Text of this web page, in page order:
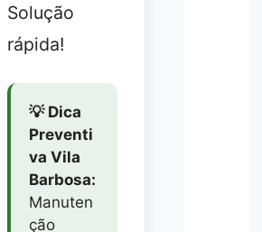
Solução
rápida!
💡 Dica
Preventi
va Vila
Barbosa:
Manuten
ção